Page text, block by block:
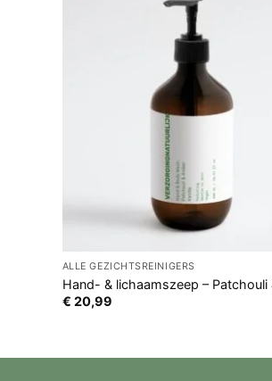
ALLE GEZICHTSREINIGERS
Hand- & lichaamszeep – Patchouli
€ 20,99